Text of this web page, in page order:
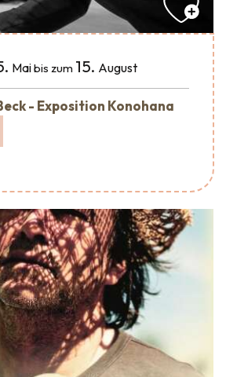
Maibis zum 15. August
- Exposition Konohana